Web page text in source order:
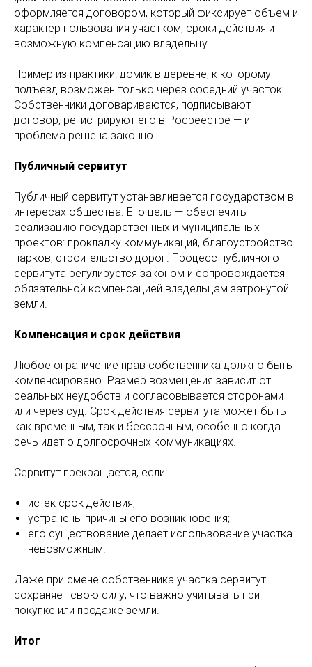
оформляется договором, который фиксирует объем и
характер пользования участком, сроки действия и
возможную компенсацию владельцу.
Пример из практики: домик в деревне, к которому
подъезд возможен только через соседний участок.
Собственники договариваются, подписывают
договор, регистрируют его в Росреестре — и
проблема решена законно.
Публичный сервитут
Публичный сервитут устанавливается государством в
интересах общества. Его цель — обеспечить
реализацию государственных и муниципальных
проектов: прокладку коммуникаций, благоустройство
парков, строительство дорог. Процесс публичного
сервитута регулируется законом и сопровождается
обязательной компенсацией владельцам затронутой
земли.
Компенсация и срок действия
Любое ограничение прав собственника должно быть
компенсировано. Размер возмещения зависит от
реальных неудобств и согласовывается сторонами
или через суд. Срок действия сервитута может быть
как временным, так и бессрочным, особенно когда
речь идет о долгосрочных коммуникациях.
Сервитут прекращается, если:
истек срок действия;
устранены причины его возникновения;
его существование делает использование участка
невозможным.
Даже при смене собственника участка сервитут
сохраняет свою силу, что важно учитывать при
покупке или продаже земли.
Итог